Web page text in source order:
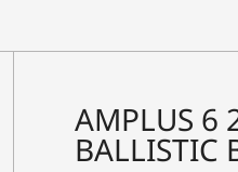
AMPLUS 6
BALLISTIC